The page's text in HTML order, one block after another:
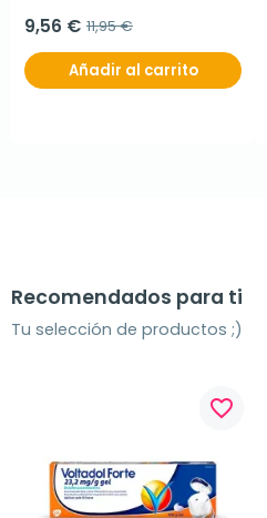
9,56 € 11,95 €
Añadir al carrito
Recomendados para ti
Tu selección de productos ;)
favorite_border